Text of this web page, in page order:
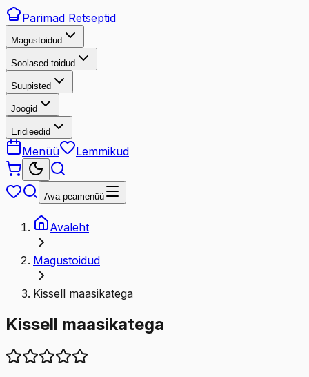
Parimad Retseptid
Magustoidud
Soolased toidud
Suupisted
Joogid
Eridieedid
Menüü Lemmikud
Ava peamenüü
Avaleht
Magustoidud
Kissell maasikatega
Kissell maasikatega